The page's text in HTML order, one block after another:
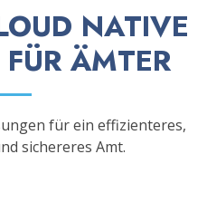
NATIVE
ÄMTER
für ein effizienteres,
sichereres Amt.